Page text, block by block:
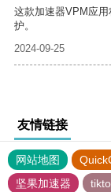
这款加速器VPM应
护。
2024-09-25
友情链接
网站地图
坚果加速器